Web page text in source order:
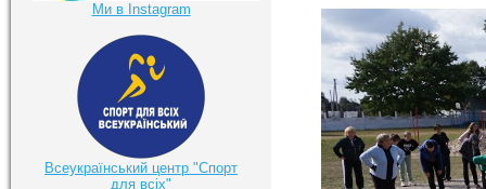
Ми в Instagram
Всеукраїнський центр "Спорт
для всіх"